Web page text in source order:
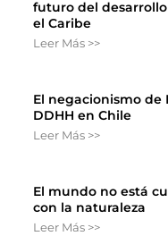
futuro del
el Caribe
Leer Más >>
El negacionismo de
DDHH en Chile
Leer Más >>
El mundo no está
con la naturaleza
Leer Más >>